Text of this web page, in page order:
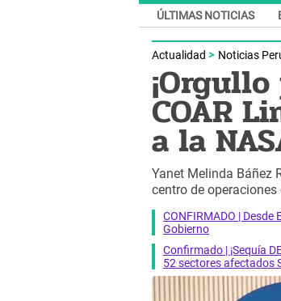
ÚLTIMAS NOTICIAS
Actualidad Noticias
COAR
a la
Yanet Melinda Báñez
centro de
CONFIRMADO | Desde
Gobierno
Confirmado | ¡Sequía
52 sectores afectados